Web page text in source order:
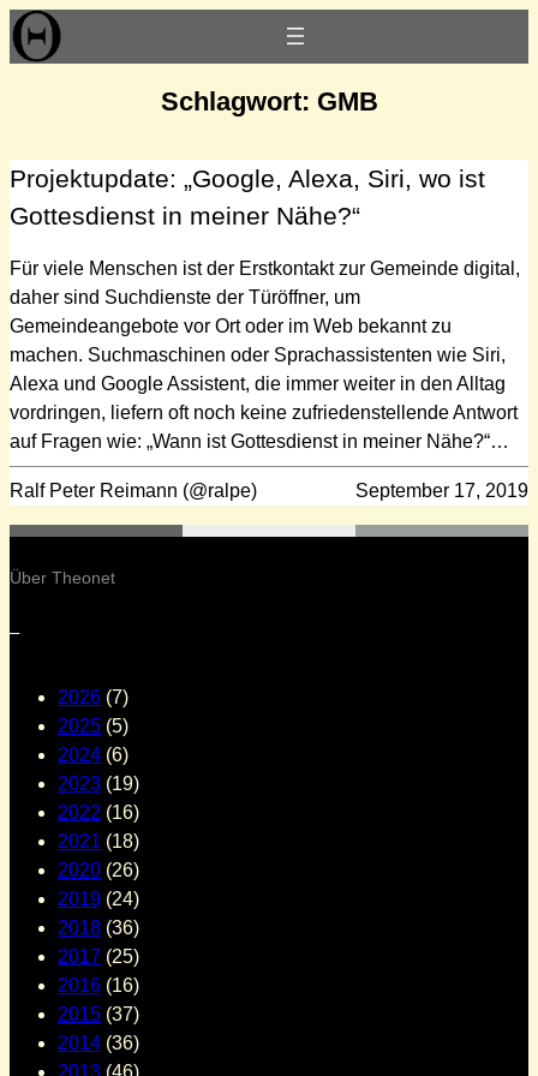
Zum
Inhalt
Schlagwort: GMB
Projektupdate: „Google, Alexa, Siri, wo ist
Gottesdienst in meiner Nähe?“
Für viele Menschen ist der Erstkontakt zur Gemeinde digital,
daher sind Suchdienste der Türöffner, um
Gemeindeangebote vor Ort oder im Web bekannt zu
machen. Suchmaschinen oder Sprachassistenten wie Siri,
Alexa und Google Assistent, die immer weiter in den Alltag
vordringen, liefern oft noch keine zufriedenstellende Antwort
auf Fragen wie: „Wann ist Gottesdienst in meiner Nähe?“…
Ralf Peter Reimann (@ralpe) September 17, 2019
Über Theonet
–
2026 (7)
2025 (5)
2024 (6)
2023 (19)
2022 (16)
2021 (18)
2020 (26)
2019 (24)
2018 (36)
2017 (25)
2016 (16)
2015 (37)
2014 (36)